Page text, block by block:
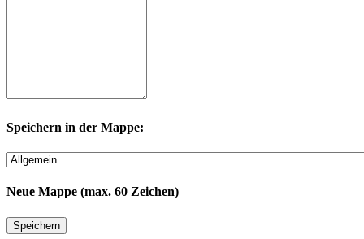
Speichern in der Mappe:
Neue Mappe (max. 60 Zeichen)
Speichern